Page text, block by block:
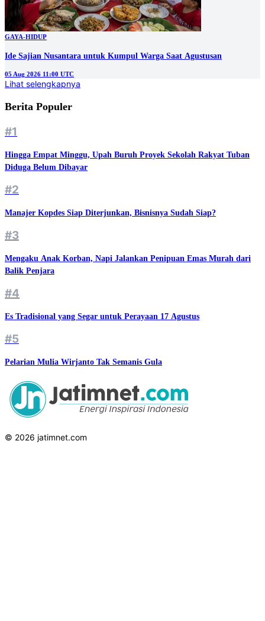
GAYA-HIDUP
Ide Sajian Nusantara untuk Kumpul Warga Saat Agustusan
05 Aug 2026 11:00 UTC
Lihat selengkapnya
Berita Populer
#1
Hingga Empat Minggu, Upah Buruh Proyek Sekolah Rakyat Tuban
Diduga Belum Dibayar
#2
Manajer Kopdes Siap Diterjunkan, Bisnisnya Sudah Siap?
#3
Mengaku Anak Korban, Napi Jalankan Penipuan Emas Murah dari
Balik Penjara
#4
Es Tradisional yang Segar untuk Perayaan 17 Agustus
#5
Pelarian Mulia Wirjanto Tak Semanis Gula
© 2026 jatimnet.com